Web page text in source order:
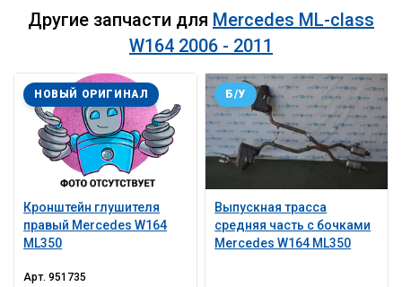
Другие запчасти для Mercedes ML-class
W164 2006 - 2011
Кронштейн глушителя
правый Mercedes W164
ML350
НОВЫЙ ОРИГИНАЛ
Арт.951735
Выпускная трасса
средняя часть с бочками
Mercedes W164 ML350
Б/У